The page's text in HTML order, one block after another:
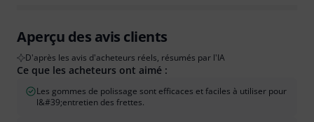
Aperçu des avis clients
D'après les avis d'acheteurs réels, résumés par l'IA
Ce que les acheteurs ont aimé :
Les gommes de polissage sont efficaces et faciles à utiliser pour
l&#39;entretien des frettes.